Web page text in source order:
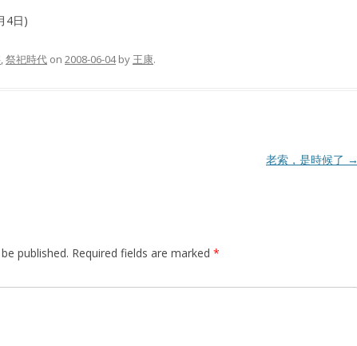
4日)
,祭祀時代 on 2008-06-04by 王康.
老索，是時候了 →
published. Required fields are marked *